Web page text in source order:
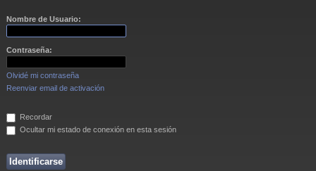
Nombre de Usuario:
Contraseña:
Olvidé mi contraseña
Reenviar email de activación
Recordar
Ocultar mi estado de conexión en esta sesión